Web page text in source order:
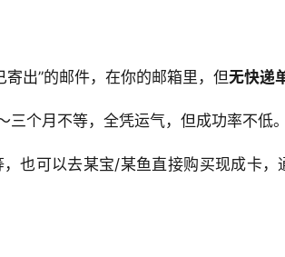
寄出”的邮件，在你的邮箱里，但无快递
三个月不等，全凭运气，但成功率不低。
，也可以去某宝/某鱼直接购买现成卡